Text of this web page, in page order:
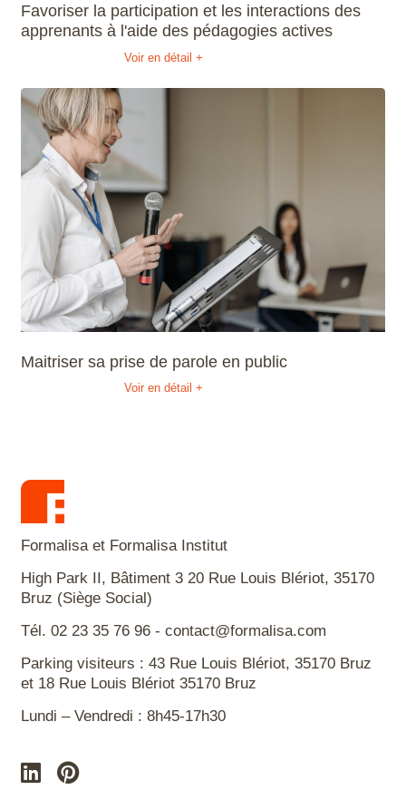
Favoriser la participation et les interactions des
apprenants à l'aide des pédagogies actives
Voir en détail +
Maitriser sa prise de parole en public
Voir en détail +
Formalisa et Formalisa Institut
High Park II, Bâtiment 3 20 Rue Louis Blériot, 35170
Bruz (Siège Social)
Tél. 02 23 35 76 96 - contact@formalisa.com
Parking visiteurs : 43 Rue Louis Blériot, 35170 Bruz
et 18 Rue Louis Blériot 35170 Bruz
Lundi – Vendredi : 8h45-17h30